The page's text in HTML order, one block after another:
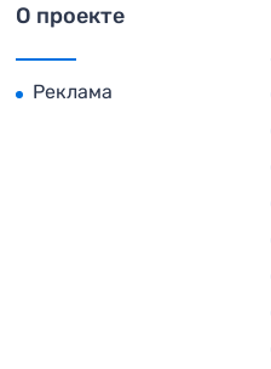
О проекте
Реклама